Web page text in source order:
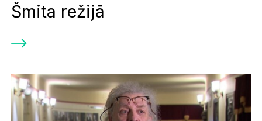
Šmita režijā